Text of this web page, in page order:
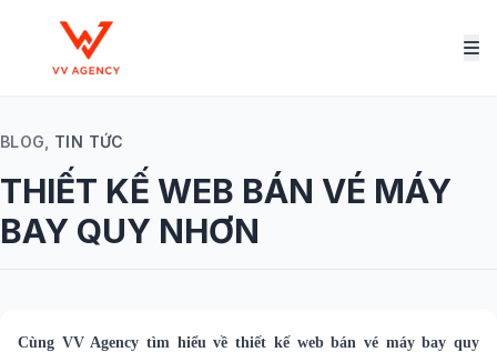
BLOG, TIN TỨC
THIẾT KẾ WEB BÁN VÉ MÁY
BAY QUY NHƠN
Cùng VV Agency tìm hiểu vềthiết kế web bán vé máy bay quy